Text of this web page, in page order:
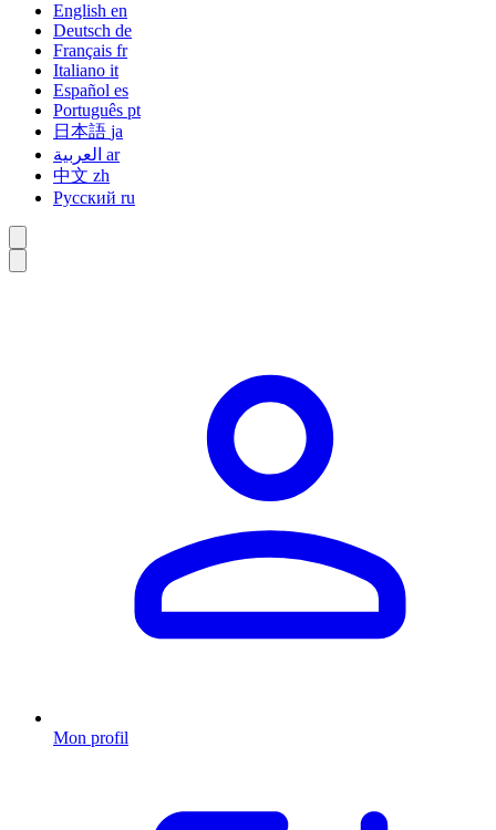
English en
Deutsch de
Français fr
Italiano it
Español es
Português pt
日本語 ja
ar
中文 zh
Русский ru
Mon profil